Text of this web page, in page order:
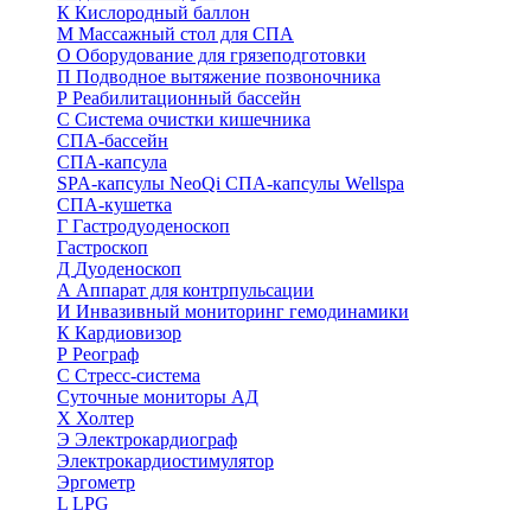
К Кислородный баллон
М Массажный стол для СПА
О Оборудование для грязеподготовки
П Подводное вытяжение позвоночника
Р Реабилитационный бассейн
С Система очистки кишечника
СПА-бассейн
СПА-капсула
SPA-капсулы NeoQi СПА-капсулы Wellspa
СПА-кушетка
Г Гастродуоденоскоп
Гастроскоп
Д Дуоденоскоп
А Аппарат для контрпульсации
И Инвазивный мониторинг гемодинамики
К Кардиовизор
Р Реограф
С Стресс-система
Суточные мониторы АД
Х Холтер
Э Электрокардиограф
Электрокардиостимулятор
Эргометр
L LPG